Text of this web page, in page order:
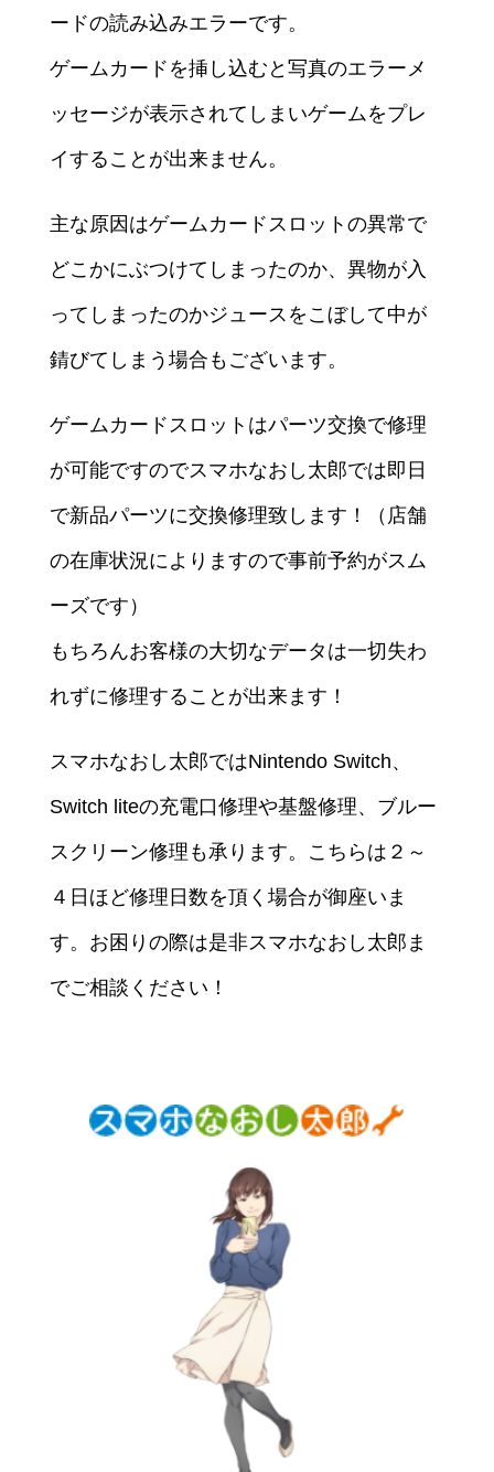
ードの読み込みエラーです。
ゲームカードを挿し込むと写真のエラーメ
ッセージが表示されてしまいゲームをプレ
イすることが出来ません。
主な原因はゲームカードスロットの異常で
どこかにぶつけてしまったのか、異物が入
ってしまったのかジュースをこぼして中が
錆びてしまう場合もございます。
ゲームカードスロットはパーツ交換で修理
が可能ですのでスマホなおし太郎では即日
で新品パーツに交換修理致します！（店舗
の在庫状況によりますので事前予約がスム
ーズです）
もちろんお客様の大切なデータは一切失わ
れずに修理することが出来ます！
スマホなおし太郎ではNintendo Switch、
Switch liteの充電口修理や基盤修理、ブルー
スクリーン修理も承ります。こちらは２～
４日ほど修理日数を頂く場合が御座いま
す。お困りの際は是非スマホなおし太郎ま
でご相談ください！